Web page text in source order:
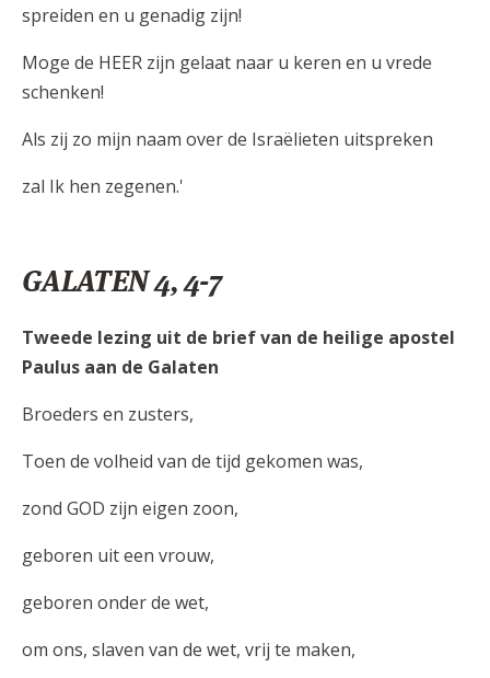
spreiden en u genadig zijn!
Moge de HEER zijn gelaat naar u keren en u vrede
schenken!
Als zij zo mijn naam over de Israëlieten uitspreken
zal Ik hen zegenen.'
GALATEN 4, 4-7
Tweede lezing uit de brief van de heilige apostel
Paulus aan de Galaten
Broeders en zusters,
Toen de volheid van de tijd gekomen was,
zond GOD zijn eigen zoon,
geboren uit een vrouw,
geboren onder de wet,
om ons, slaven van de wet, vrij te maken,